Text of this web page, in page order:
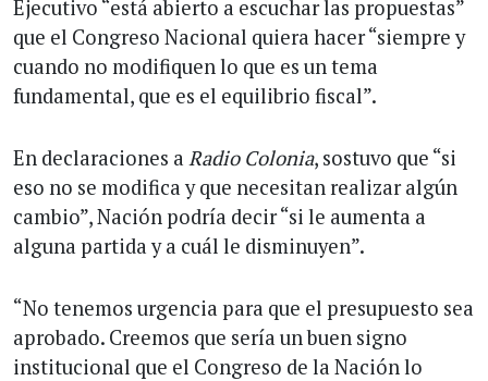
Ejecutivo “está abierto a escuchar las propuestas”
que el Congreso Nacional quiera hacer “siempre y
cuando no modifiquen lo que es un tema
fundamental, que es el equilibrio fiscal”.
En declaraciones a Radio Colonia, sostuvo que “si
eso no se modifica y que necesitan realizar algún
cambio”, Nación podría decir “si le aumenta a
alguna partida y a cuál le disminuyen”.
“No tenemos urgencia para que el presupuesto sea
aprobado. Creemos que sería un buen signo
institucional que el Congreso de la Nación lo